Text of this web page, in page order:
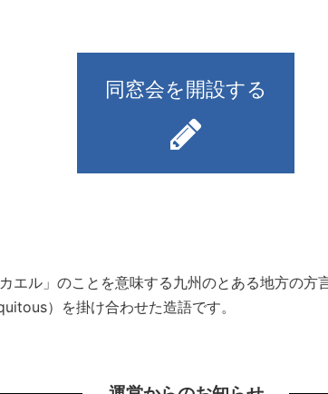
同窓会を開設する
エル」のことを意味する九州のとある地方の方
）を掛け合わせた造語です。